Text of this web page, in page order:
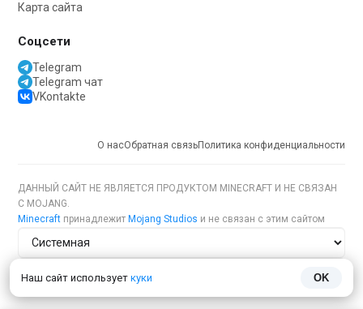
Наш сайт использует куки OK
Карта сайта
Соцсети
Telegram
Telegram чат
VKontakte
О насОбратная связьПолитика конфиденциальности
ДАННЫЙ САЙТ НЕ ЯВЛЯЕТСЯ ПРОДУКТОМ MINECRAFT И НЕ СВЯЗАН
С MOJANG.
Minecraft принадлежит Mojang Studios и не связан с этим сайтом
Тема сайта
Язык сайта